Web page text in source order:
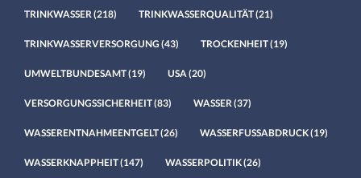
TRINKWASSER (218) TRINKWASSERQUALITÄT(21)
TRINKWASSERVERSORGUNG (43) TROCKENHEIT(19)
UMWELTBUNDESAMT(19) USA (20)
VERSORGUNGSSICHERHEIT(83) WASSER (37)
WASSERENTNAHMEENTGELT(26) WASSERFUSSABDRUCK(19)
WASSERKNAPPHEIT(147) WASSERPOLITIK(26)